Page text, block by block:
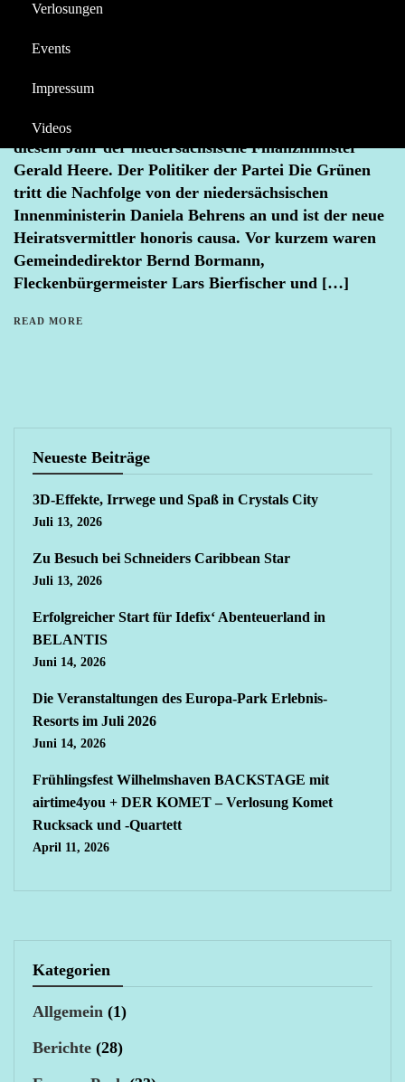
Verlosungen
Events
Impressum
Videos
Heiratsvermittler steht fest!
APRIL 7, 2025
weißen Handschuhe und den weißen Schal trägt in
diesem Jahr der niedersächsische Finanzminister
Gerald Heere. Der Politiker der Partei Die Grünen
tritt die Nachfolge von der niedersächsischen
Innenministerin Daniela Behrens an und ist der neue
Heiratsvermittler honoris causa. Vor kurzem waren
Gemeindedirektor Bernd Bormann,
Fleckenbürgermeister Lars Bierfischer und […]
READ MORE
Neueste Beiträge
3D-Effekte, Irrwege und Spaß in Crystals City
Juli 13, 2026
Zu Besuch bei Schneiders Caribbean Star
Juli 13, 2026
Erfolgreicher Start für Idefix‘ Abenteuerland in
BELANTIS
Juni 14, 2026
Die Veranstaltungen des Europa-Park Erlebnis-
Resorts im Juli 2026
Juni 14, 2026
Frühlingsfest Wilhelmshaven BACKSTAGE mit
airtime4you + DER KOMET – Verlosung Komet
Rucksack und -Quartett
April 11, 2026
Kategorien
Allgemein (1)
Berichte (28)